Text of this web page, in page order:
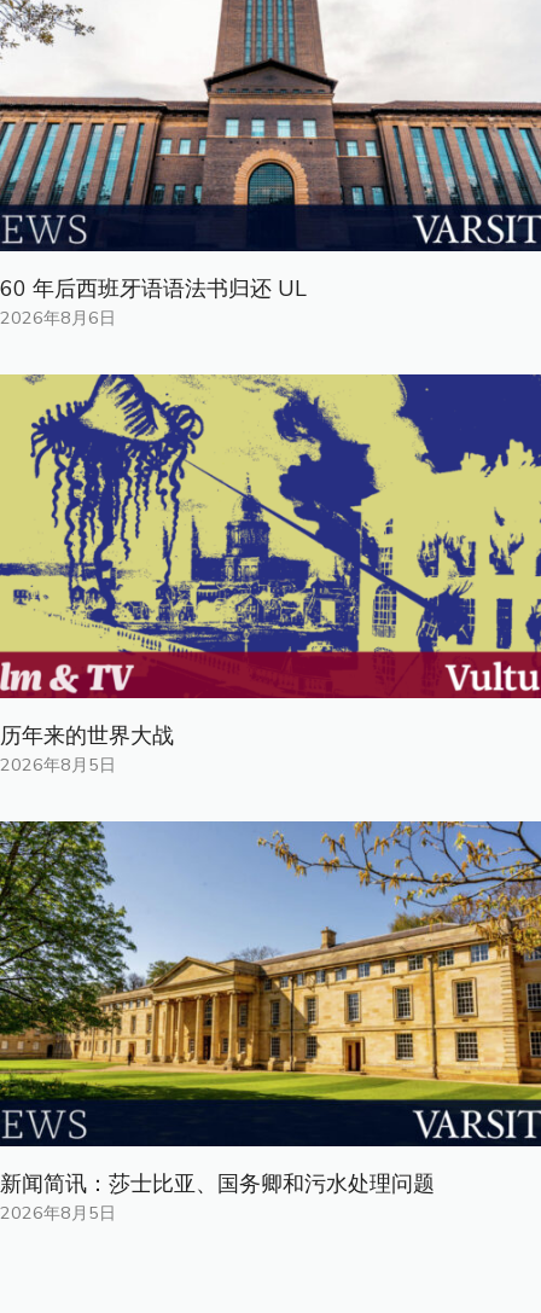
60 年后西班牙语语法书归还 UL
2026年8月6日
历年来的世界大战
2026年8月5日
新闻简讯：莎士比亚、国务卿和污水处理问题
2026年8月5日